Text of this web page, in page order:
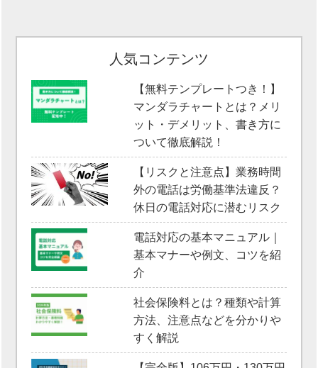
人気コンテンツ
【無料テンプレートつき！】
マンダラチャートとは？メリ
ット・デメリット、書き方に
ついて徹底解説！
【リスクと注意点】業務時間
外の電話は労働基準法違反？
休日の電話対応に潜むリスク
電話対応の基本マニュアル｜
基本マナーや例文、コツを紹
介
社会保険料とは？種類や計算
方法、注意点などを分かりや
すく解説